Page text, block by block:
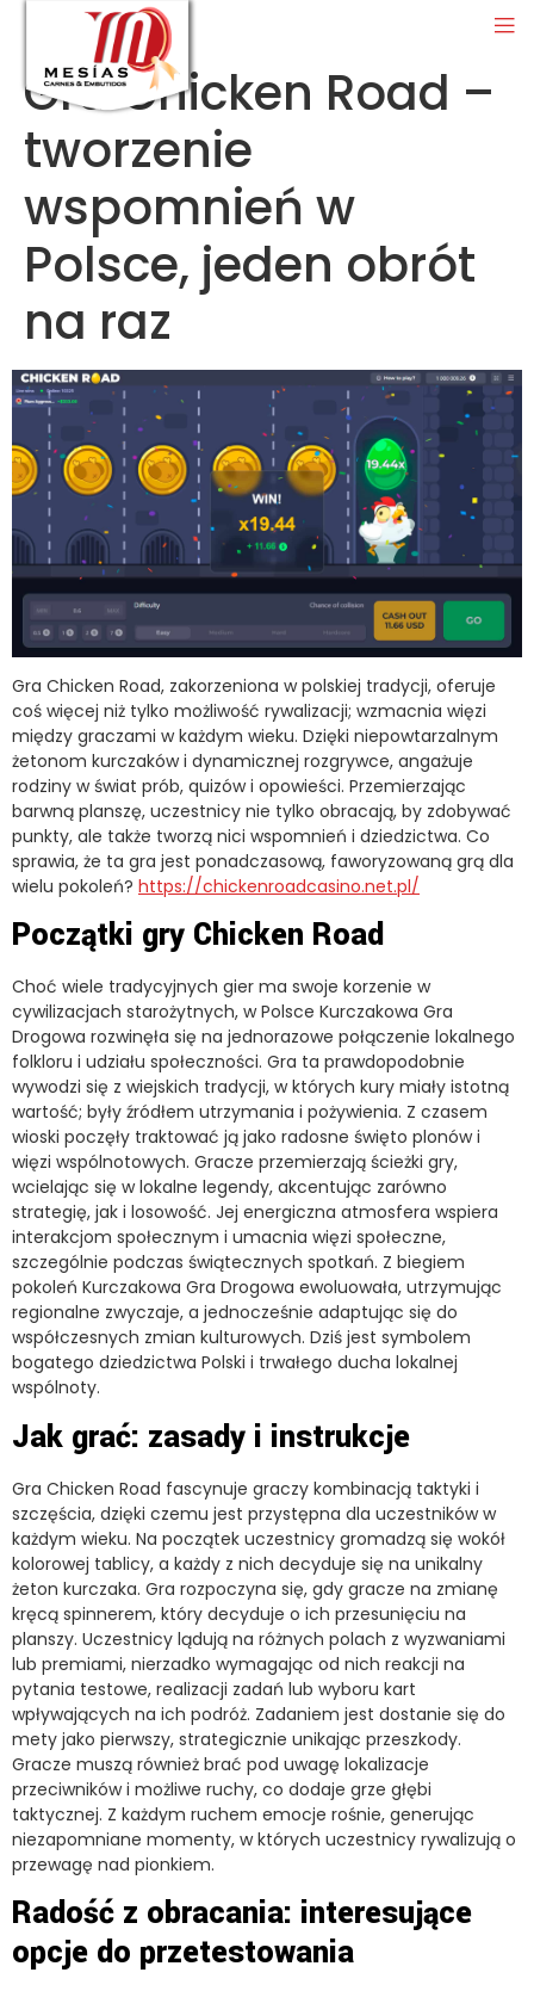
Gra Chicken Road –
tworzenie
wspomnień w
Polsce, jeden obrót
na raz
Gra Chicken Road, zakorzeniona w polskiej tradycji, oferuje
coś więcej niż tylko możliwość rywalizacji; wzmacnia więzi
między graczami w każdym wieku. Dzięki niepowtarzalnym
żetonom kurczaków i dynamicznej rozgrywce, angażuje
rodziny w świat prób, quizów i opowieści. Przemierzając
barwną planszę, uczestnicy nie tylko obracają, by zdobywać
punkty, ale także tworzą nici wspomnień i dziedzictwa. Co
sprawia, że ta gra jest ponadczasową, faworyzowaną grą dla
wielu pokoleń? https://chickenroadcasino.net.pl/
Początki gry Chicken Road
Choć wiele tradycyjnych gier ma swoje korzenie w
cywilizacjach starożytnych, w Polsce Kurczakowa Gra
Drogowa rozwinęła się na jednorazowe połączenie lokalnego
folkloru i udziału społeczności. Gra ta prawdopodobnie
wywodzi się z wiejskich tradycji, w których kury miały istotną
wartość; były źródłem utrzymania i pożywienia. Z czasem
wioski poczęły traktować ją jako radosne święto plonów i
więzi wspólnotowych. Gracze przemierzają ścieżki gry,
wcielając się w lokalne legendy, akcentując zarówno
strategię, jak i losowość. Jej energiczna atmosfera wspiera
interakcjom społecznym i umacnia więzi społeczne,
szczególnie podczas świątecznych spotkań. Z biegiem
pokoleń Kurczakowa Gra Drogowa ewoluowała, utrzymując
regionalne zwyczaje, a jednocześnie adaptując się do
współczesnych zmian kulturowych. Dziś jest symbolem
bogatego dziedzictwa Polski i trwałego ducha lokalnej
wspólnoty.
Jak grać: zasady i instrukcje
Gra Chicken Road fascynuje graczy kombinacją taktyki i
szczęścia, dzięki czemu jest przystępna dla uczestników w
każdym wieku. Na początek uczestnicy gromadzą się wokół
kolorowej tablicy, a każdy z nich decyduje się na unikalny
żeton kurczaka. Gra rozpoczyna się, gdy gracze na zmianę
kręcą spinnerem, który decyduje o ich przesunięciu na
planszy. Uczestnicy lądują na różnych polach z wyzwaniami
lub premiami, nierzadko wymagając od nich reakcji na
pytania testowe, realizacji zadań lub wyboru kart
wpływających na ich podróż. Zadaniem jest dostanie się do
mety jako pierwszy, strategicznie unikając przeszkody.
Gracze muszą również brać pod uwagę lokalizacje
przeciwników i możliwe ruchy, co dodaje grze głębi
taktycznej. Z każdym ruchem emocje rośnie, generując
niezapomniane momenty, w których uczestnicy rywalizują o
przewagę nad pionkiem.
Radość z obracania: interesujące
opcje do przetestowania